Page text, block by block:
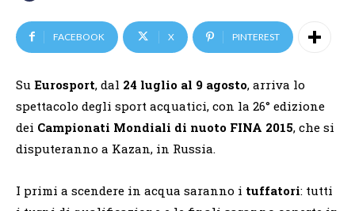
FACEBOOK X PINTEREST
Su Eurosport, dal 24 luglio al 9 agosto, arriva lo
spettacolo degli sport acquatici, con la 26° edizione
dei Campionati Mondiali di nuoto FINA 2015, che si
disputeranno a Kazan, in Russia.
I primi a scendere in acqua saranno i tuffatori: tutti